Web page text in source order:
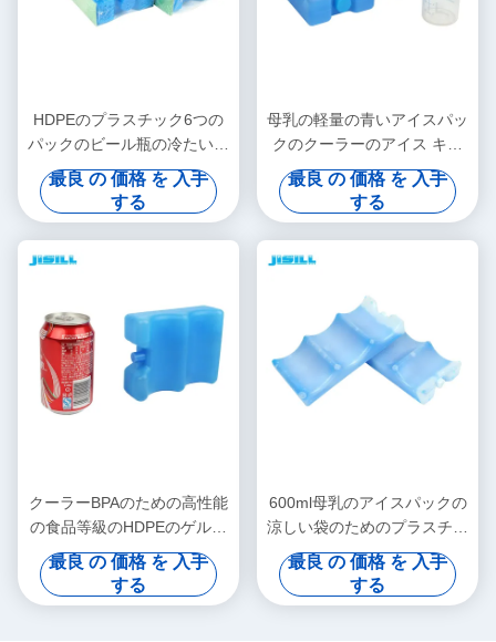
HDPEのプラスチック6つの
パックのビール瓶の冷たいア
イスパックの曲げられた形の
漏出証拠
最良 の 価格 を 入手
する
母乳の軽量の青いアイスパッ
クのクーラーのアイス キャ
ンディー4は非有毒できます
最良 の 価格 を 入手
する
クーラーBPAのための高性能
の食品等級のHDPEのゲルに
よって満たされるアイスパッ
ク自由に
最良 の 価格 を 入手
する
600ml母乳のアイスパックの
涼しい袋のためのプラスチッ
ク再使用可能なゲルのアイス
キャンディー
最良 の 価格 を 入手
する